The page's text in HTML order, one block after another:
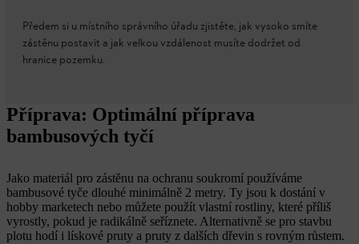
Předem si u místního správního úřadu zjistěte, jak vysoko smíte
zástěnu postavit a jak velkou vzdálenost musíte dodržet od
hranice pozemku.
Příprava: Optimální příprava
bambusových tyčí
Jako materiál pro zástěnu na ochranu soukromí používáme
bambusové tyče dlouhé minimálně 2 metry. Ty jsou k dostání v
hobby marketech nebo můžete použít vlastní rostliny, které příliš
vyrostly, pokud je radikálně seříznete. Alternativně se pro stavbu
plotu hodí i lískové pruty a pruty z dalších dřevin s rovným růstem.